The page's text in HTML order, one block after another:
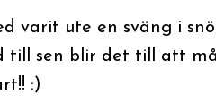
varit ute en sväng i
till sen blir det till att
:)